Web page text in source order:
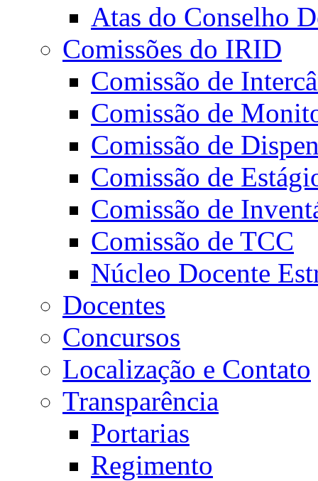
Atas do Conselho
Comissões do IRID
Comissão de
Comissão de
Comissão de
Comissão de
Comissão de
Comissão de TCC
Núcleo Docente
Docentes
Concursos
Localização e Contato
Transparência
Portarias
Regimento